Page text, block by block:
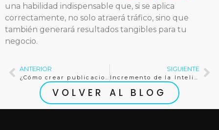
una habilidad indispensable que, si se aplica
correctamente, no solo atraerá tráfico, sino que
también generará resultados tangibles para tu
negocio.
ANTERIOR
¿Cómo crear publicaciones efectivas para Instagram?
SIGUIENTE
Incremento de la Inteligencia Artificial (IA) en la Gestión de la Relación con el Cliente (CRM): Oportunidades y Retos para las Agencias de Marketing en Latinoamérica.
VOLVER AL BLOG